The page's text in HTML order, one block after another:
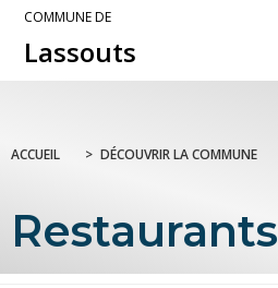
COMMUNE DE
Lassouts
ACCUEIL > DÉCOUVRIR LA COMMUNE
Restaurants